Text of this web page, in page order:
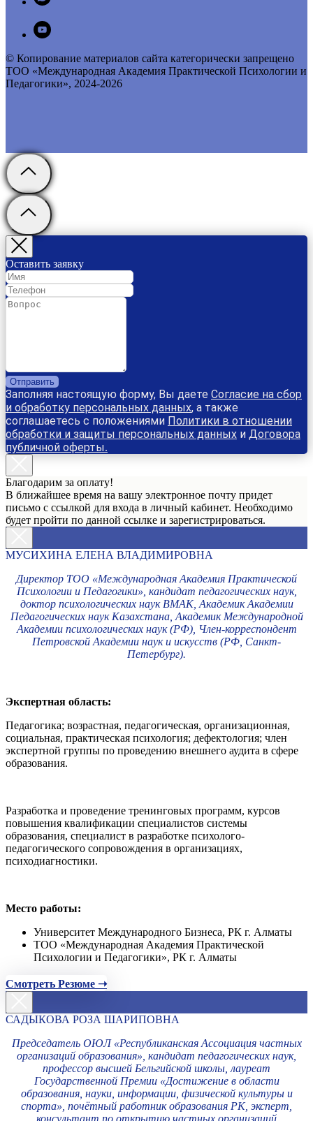
© Копирование материалов сайта категорически запрещено
ТОО «Международная Академия Практической Психологии и
Педагогики», 2024-2026
Оставить заявку
Отправить
Заполняя настоящую форму, Вы даете Согласие на сбор
и обработку персональных данных, а также
соглашаетесь с положениями Политики в отношении
обработки и защиты персональных данных и Договора
публичной оферты.
Благодарим за оплату!
В ближайшее время на вашу электронное почту придет
письмо с ссылкой для входа в личный кабинет. Необходимо
будет пройти по данной ссылке и зарегистрироваться.
МУСИХИНА ЕЛЕНА ВЛАДИМИРОВНА
Директор ТОО «Международная Академия Практической
Психологии и Педагогики», кандидат педагогических наук,
доктор психологических наук ВМАК, Академик Академии
Педагогических наук Казахстана, Академик Международной
Академии психологических наук (РФ), Член-корреспондент
Петровской Академии наук и искусств (РФ, Санкт-
Петербург).
Экспертная область:
Педагогика; возрастная, педагогическая, организационная,
социальная, практическая психология; дефектология; член
экспертной группы по проведению внешнего аудита в сфере
образования.
Разработка и проведение тренинговых программ, курсов
повышения квалификации специалистов системы
образования, специалист в разработке психолого-
педагогического сопровождения в организациях,
психодиагностики.
Место работы:
Университет Международного Бизнеса, РК г. Алматы
ТОО «Международная Академия Практической
Психологии и Педагогики», РК г. Алматы
Смотреть Резюме ➝
САДЫКОВА РОЗА ШАРИПОВНА
Председатель ОЮЛ «Республиканская Ассоциация частных
организаций образования», кандидат педагогических наук,
профессор высшей Бельгийской школы, лауреат
Государственной Премии «Достижение в области
образования, науки, информации, физической культуры и
спорта», почётный работник образования РК, эксперт,
консультант по открытию частных организаций